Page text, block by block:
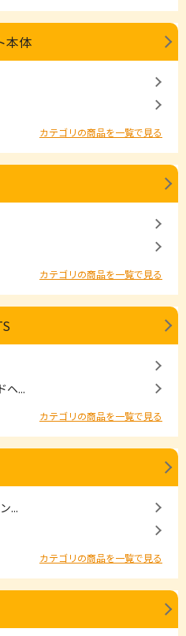
本体
カテゴリの商品を一覧で見る
カテゴリの商品を一覧で見る
ヘ...
カテゴリの商品を一覧で見る
...
カテゴリの商品を一覧で見る